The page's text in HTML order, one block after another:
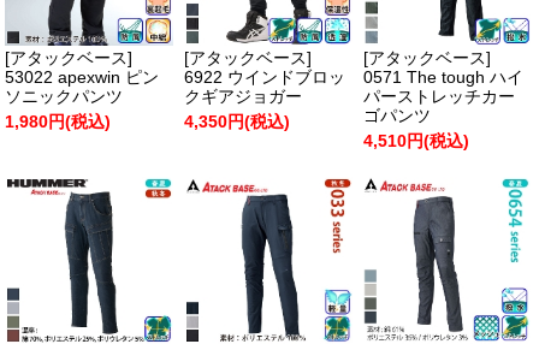
[アタックベース]
53022 apexwin ピン
ソニックパンツ
1,980円(税込)
[アタックベース]
6922 ウインドブロッ
クギアジョガー
4,350円(税込)
[アタックベース]
0571 The tough ハイ
パーストレッチカー
ゴパンツ
4,510円(税込)